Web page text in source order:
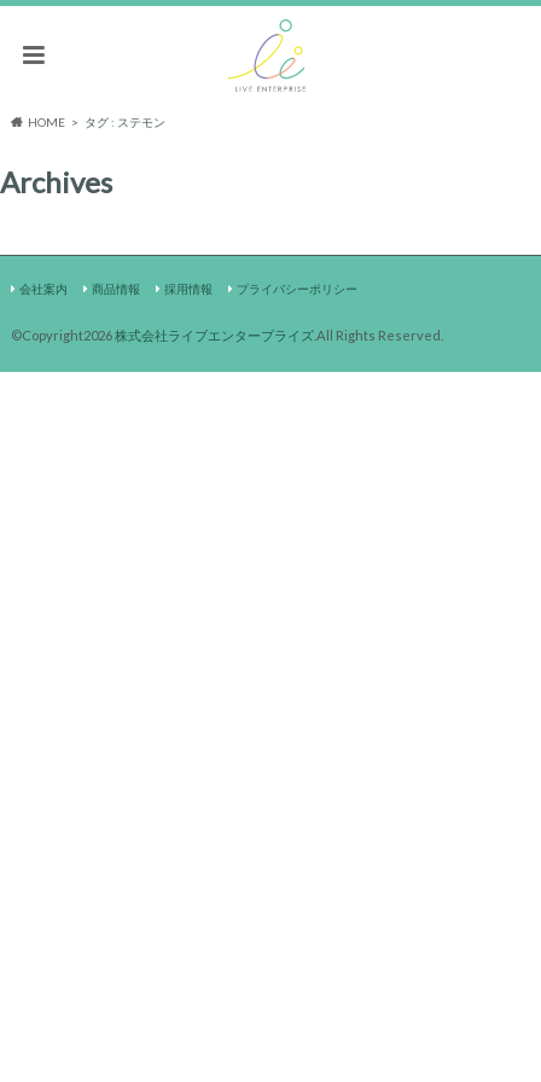
HOME タグ : ステモン
Archives
会社案内 商品情報 採用情報 プライバシーポリシー
©Copyright2026株式会社ライブエンタープライズ.All Rights Reserved.